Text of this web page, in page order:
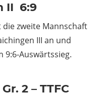
II 6:9
zweite Mannschaft
III an und
9:6-Auswärtssieg.
2 – TTFC